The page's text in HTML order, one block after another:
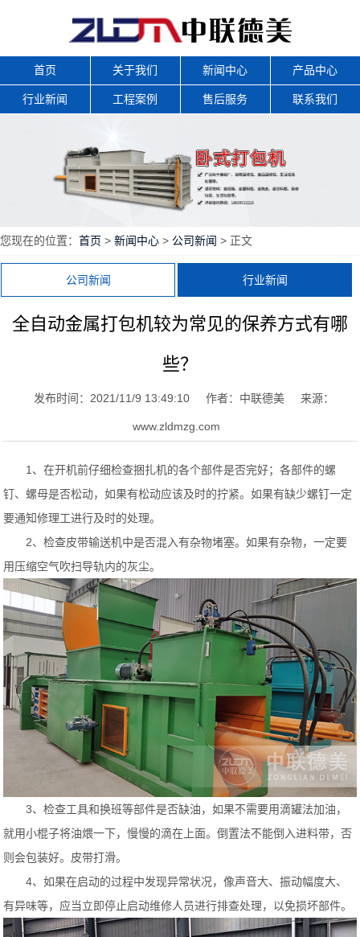
首页 关于我们 新闻中心 产品中心
行业新闻 工程案例 售后服务 联系我们
您现在的位置： 首页 > 新闻中心 > 公司新闻 > 正文
公司新闻 行业新闻
全自动金属打包机较为常见的保养方式有哪
些？
发布时间：2021/11/9 13:49:10 作者：中联德美 来源：
www.zldmzg.com
1、在开机前仔细检查捆扎机的各个部件是否完好；各部件的螺
钉、螺母是否松动，如果有松动应该及时的拧紧。如果有缺少螺钉一定
要通知修理工进行及时的处理。
2、检查皮带输送机中是否混入有杂物堵塞。如果有杂物，一定要
用压缩空气吹扫导轨内的灰尘。
3、检查工具和换班等部件是否缺油，如果不需要用滴罐法加油，
就用小棍子将油煨一下，慢慢的滴在上面。倒置法不能倒入进料带，否
则会包装好。皮带打滑。
4、如果在启动的过程中发现异常状况，像声音大、振动幅度大、
有异味等，应当立即停止启动维修人员进行排查处理，以免损坏部件。